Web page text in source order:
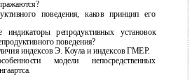
поведения, каков принцип его
репродуктивных установок
поведения?
индексов Э. Коула и индексов ГМЕР.
модели непосредственных